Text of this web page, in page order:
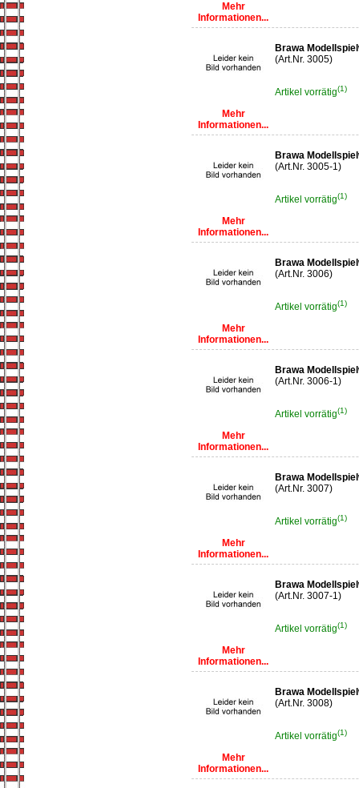
Mehr
Informationen...
Mehr
Informationen...
Brawa
(Art.Nr. 3005)
Artikel vorrätig(1)
Mehr
Informationen...
Brawa
(Art.Nr. 3005-1)
Artikel vorrätig(1)
Mehr
Informationen...
Brawa
(Art.Nr. 3006)
Artikel vorrätig(1)
Mehr
Informationen...
Brawa
(Art.Nr. 3006-1)
Artikel vorrätig(1)
Mehr
Informationen...
Brawa
(Art.Nr. 3007)
Artikel vorrätig(1)
Mehr
Informationen...
Brawa
(Art.Nr. 3007-1)
Artikel vorrätig(1)
Mehr
Informationen...
Brawa
(Art.Nr. 3008)
Artikel vorrätig(1)